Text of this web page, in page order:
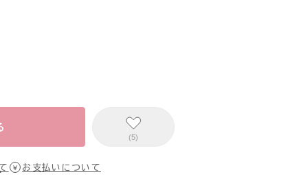
(5)
お支払いについて